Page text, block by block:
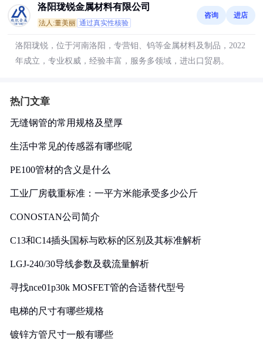
洛阳珑锐金属材料有限公司
法人:董美丽 通过真实性核验
咨询 进店
洛阳珑锐，位于河南洛阳，专营钼、钨等金属材料及制品，2022
年成立，专业权威，经验丰富，服务多领域，进出口贸易。
热门文章
无缝钢管的常用规格及壁厚
生活中常见的传感器有哪些呢
PE100管材的含义是什么
工业厂房载重标准：一平方米能承受多少公斤
CONOSTAN公司简介
C13和C14插头国标与欧标的区别及其标准解析
LGJ-240/30导线参数及载流量解析
寻找nce01p30k MOSFET管的合适替代型号
电梯的尺寸有哪些规格
镀锌方管尺寸一般有哪些